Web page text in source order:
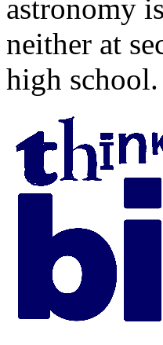
astronomy
neither at
high